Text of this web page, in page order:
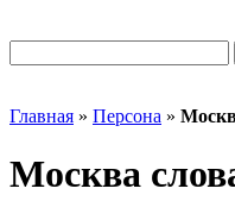
Главная » Персона »
Москва